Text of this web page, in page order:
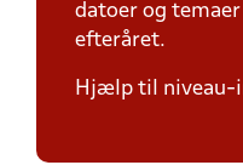
datoer og
efteråret.
Hjælp til niveau-